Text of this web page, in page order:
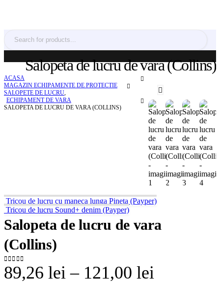
Salopeta de lucru de vara (Collins)
ACASA
MAGAZIN ECHIPAMENTE DE PROTECTIE
SALOPETE DE LUCRU,
ECHIPAMENT DE VARA
SALOPETA DE LUCRU DE VARA (COLLINS)
Tricou de lucru cu maneca lunga Pineta (Payper)
Tricou de lucru Sound+ denim (Payper)
Salopeta de lucru de vara
(Collins)
0out of 5
89,26 lei – 121,00 lei